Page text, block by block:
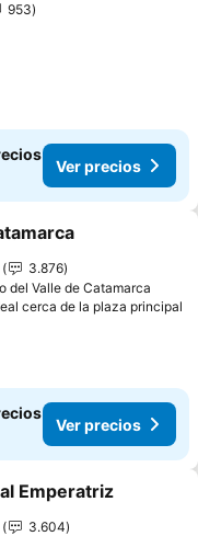
953
Ver precios
favoritos
3.876
del Valle de Catamarca
cerca de la plaza principal
Ver precios
favoritos
Emperatriz
3.604